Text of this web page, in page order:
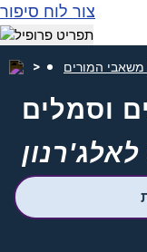
צור לוח סיפור
משאבי המורים
וסמלים